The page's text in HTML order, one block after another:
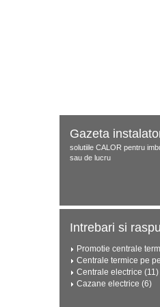
Gazeta
solutiile CALOR pentru
sau de lucru
Intrebari si
Promotie centrale
Centrale termice pe
Centrale electrice (11)
Cazane electrice (6)